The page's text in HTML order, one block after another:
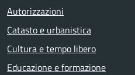
Autorizzazioni
Catasto e urbanistica
Cultura e tempo libero
Educazione e formazione